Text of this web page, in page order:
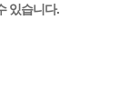
있습니다.